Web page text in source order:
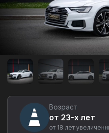
Аренда
автомобиля
Audi
A6
Екатеринбурге
Возраст
от 23-х лет
от 18 лет